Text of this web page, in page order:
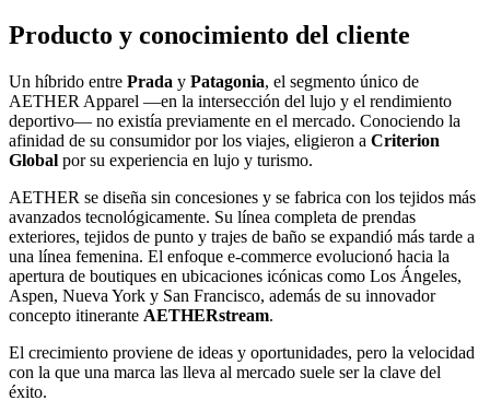
Producto y conocimiento del cliente
Un híbrido entre Prada y Patagonia, el segmento único de
AETHER Apparel —en la intersección del lujo y el rendimiento
deportivo— no existía previamente en el mercado. Conociendo la
afinidad de su consumidor por los viajes, eligieron a Criterion
Global por su experiencia en lujo y turismo.
AETHER se diseña sin concesiones y se fabrica con los tejidos más
avanzados tecnológicamente. Su línea completa de prendas
exteriores, tejidos de punto y trajes de baño se expandió más tarde a
una línea femenina. El enfoque e-commerce evolucionó hacia la
apertura de boutiques en ubicaciones icónicas como Los Ángeles,
Aspen, Nueva York y San Francisco, además de su innovador
concepto itinerante AETHERstream.
El crecimiento proviene de ideas y oportunidades, pero la velocidad
con la que una marca las lleva al mercado suele ser la clave del
éxito.